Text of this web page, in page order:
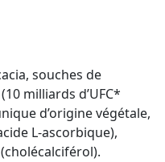
souches de
milliards d’UFC*
d’origine végétale,
L-ascorbique),